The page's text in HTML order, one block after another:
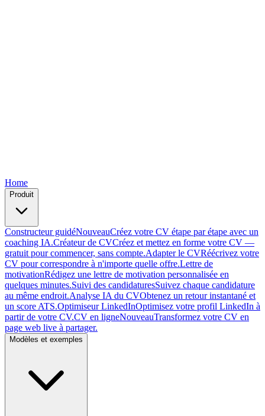
Home
Produit
Constructeur guidéNouveauCréez votre CV étape par étape avec un
coaching IA.Créateur de CVCréez et mettez en forme votre CV —
gratuit pour commencer, sans compte.Adapter le CVRéécrivez votre
CV pour correspondre à n'importe quelle offre.Lettre de
motivationRédigez une lettre de motivation personnalisée en
quelques minutes.Suivi des candidaturesSuivez chaque candidature
au même endroit.Analyse IA du CVObtenez un retour instantané et
un score ATS.Optimiseur LinkedInOptimisez votre profil LinkedIn à
partir de votre CV.CV en ligneNouveauTransformez votre CV en
page web live à partager.
Modèles et exemples